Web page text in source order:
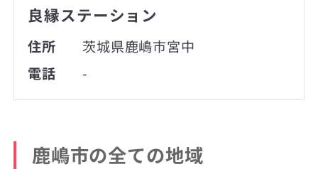
良縁ステーション
住所
茨城県鹿嶋市宮中
電話
-
鹿嶋市の全ての地域